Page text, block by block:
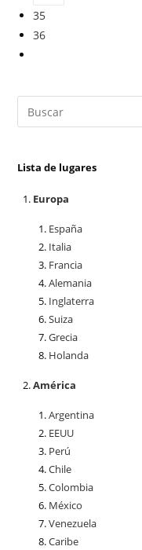
35
36
Lista de lugares
Europa
España
Italia
Francia
Alemania
Inglaterra
Suiza
Grecia
Holanda
América
Argentina
EEUU
Perú
Chile
Colombia
México
Venezuela
Caribe